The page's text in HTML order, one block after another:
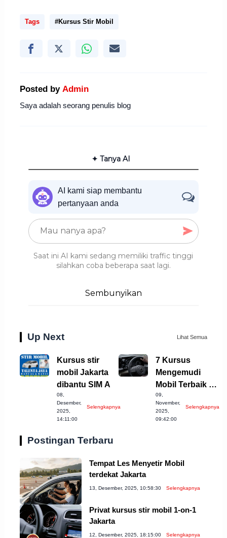
Tags #Kursus Stir Mobil
Posted by Admin
Saya adalah seorang penulis blog
✦ Tanya AI
AI kami siap membantu
pertanyaan anda
Saat ini AI kami sedang memiliki traffic tinggi
silahkan coba beberapa saat lagi.
Sembunyikan
Up Next Lihat Semua
Kursus stir
mobil Jakarta
dibantu SIM A
08,
Desember,
2025,
14:11:00
Selengkapnya
7 Kursus
Mengemudi
Mobil Terbaik di
Depok, Coba
Sekarang!
09,
November,
2025,
09:42:00
Selengkapnya
Postingan Terbaru
Tempat Les Menyetir Mobil
terdekat Jakarta
13, Desember, 2025, 10:58:30 Selengkapnya
Privat kursus stir mobil 1-on-1
Jakarta
12, Desember, 2025, 18:15:00 Selengkapnya